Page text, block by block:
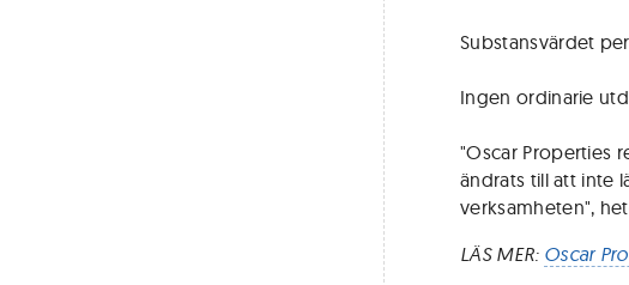
Substansvärdet
Ingen ordinarie
"Oscar Properties
ändrats till att inte
verksamheten",
LÄS MER: Oscar